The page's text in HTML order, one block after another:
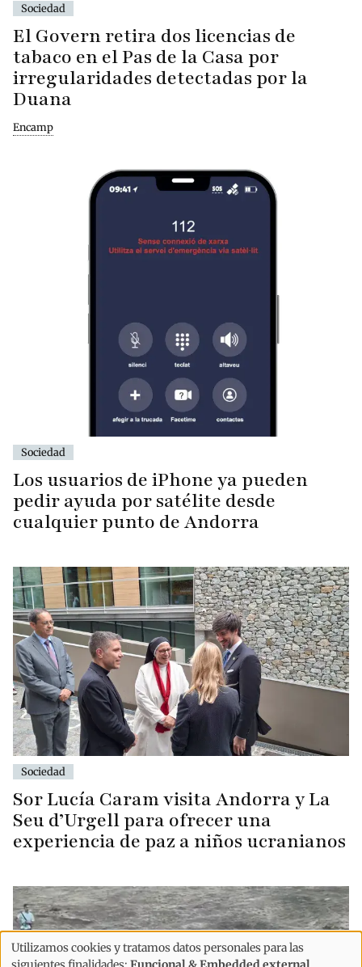
Sociedad
El Govern retira dos licencias de
tabaco en el Pas de la Casa por
irregularidades detectadas por la
Duana
Encamp
Sociedad
Los usuarios de iPhone ya pueden
pedir ayuda por satélite desde
cualquier punto de Andorra
Sociedad
Sor Lucía Caram visita Andorra y La
Seu d’Urgell para ofrecer una
experiencia de paz a niños ucranianos
Utilizamos cookies y tratamos datos personales para las